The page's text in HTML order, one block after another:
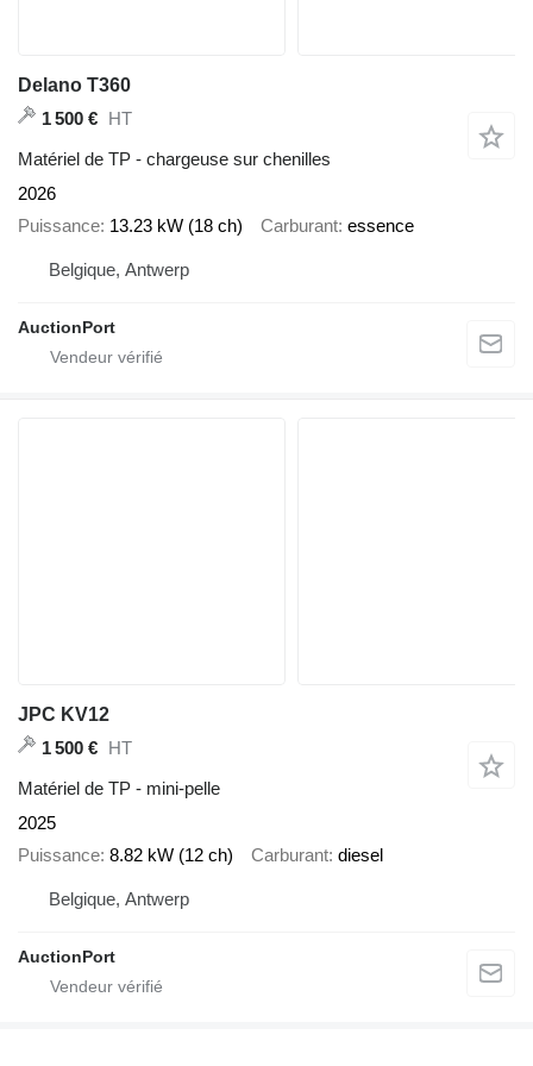
Delano T360
1 500 € HT
Matériel de TP - chargeuse sur chenilles
2026
Puissance 13.23 kW (18 ch) Carburant essence
Belgique, Antwerp
AuctionPort
JPC KV12
1 500 € HT
Matériel de TP - mini-pelle
2025
Puissance 8.82 kW (12 ch) Carburant diesel
Belgique, Antwerp
AuctionPort